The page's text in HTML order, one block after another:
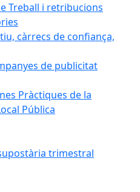
Treball i retribucions
càrrecs de confiança,
de publicitat
Pràctiques de la
Pública
trimestral